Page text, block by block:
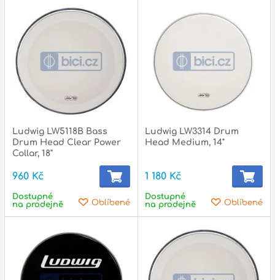
Ludwig LW5118B Bass
Drum Head Clear Power
Collar, 18"
960 Kč
Oblíbené
Dostupné
na prodejně
Ludwig LW3314 Drum
Head Medium, 14"
1 180 Kč
Oblíbené
Dostupné
na prodejně